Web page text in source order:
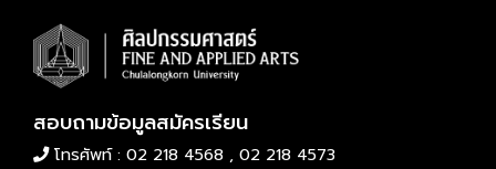
สอบถามข้อมูลสมัครเรียน
โทรศัพท์ : 02 218 4568 , 02 218 4573